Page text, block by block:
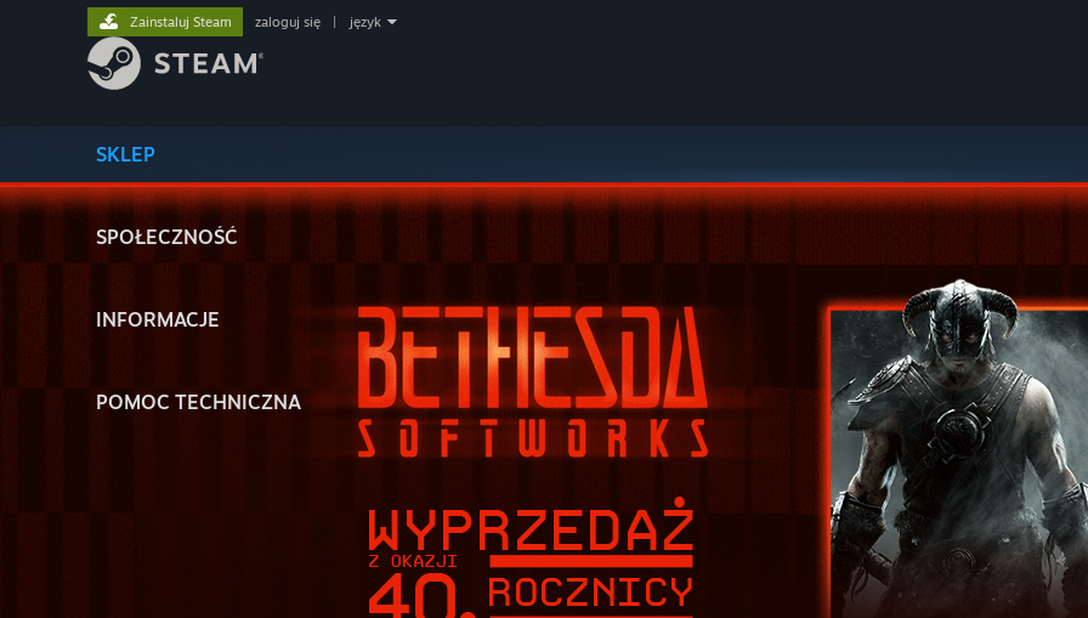
SKLEP
SPOŁECZNOŚĆ
INFORMACJE
POMOC TECHNICZNA
Zainstaluj Steam zaloguj się język